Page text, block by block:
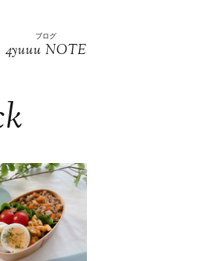
ブログ
4yuuu NOTE